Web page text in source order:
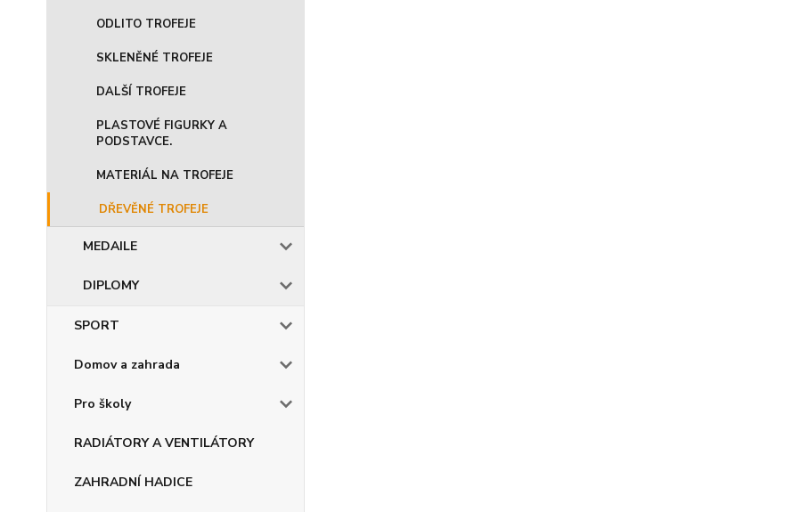
ODLITO TROFEJE
SKLENĚNÉ TROFEJE
DALŠÍ TROFEJE
PLASTOVÉ FIGURKY A
PODSTAVCE.
MATERIÁL NA TROFEJE
DŘEVĚNÉ TROFEJE
MEDAILE
DIPLOMY
SPORT
Domov a zahrada
Pro školy
RADIÁTORY A VENTILÁTORY
ZAHRADNÍ HADICE